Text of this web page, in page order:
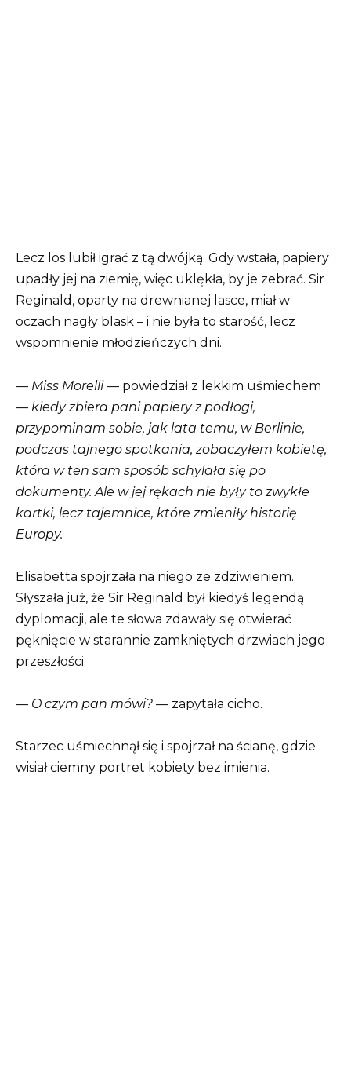
Lecz los lubił igrać z tą dwójką. Gdy wstała, papiery
upadły jej na ziemię, więc uklękła, by je zebrać. Sir
Reginald, oparty na drewnianej lasce, miał w
oczach nagły blask – i nie była to starość, lecz
wspomnienie młodzieńczych dni.
— Miss Morelli— powiedział z lekkim uśmiechem
— kiedy zbiera pani papiery z podłogi,
przypominam sobie, jak lata temu, w Berlinie,
podczas tajnego spotkania, zobaczyłem kobietę,
która w ten sam sposób schylała się po
dokumenty. Ale w jej rękach nie były to zwykłe
kartki, lecz tajemnice, które zmieniły historię
Europy.
Elisabetta spojrzała na niego ze zdziwieniem.
Słyszała już, że Sir Reginald był kiedyś legendą
dyplomacji, ale te słowa zdawały się otwierać
pęknięcie w starannie zamkniętych drzwiach jego
przeszłości.
— O czym pan mówi? — zapytała cicho.
Starzec uśmiechnął się i spojrzał na ścianę, gdzie
wisiał ciemny portret kobiety bez imienia.